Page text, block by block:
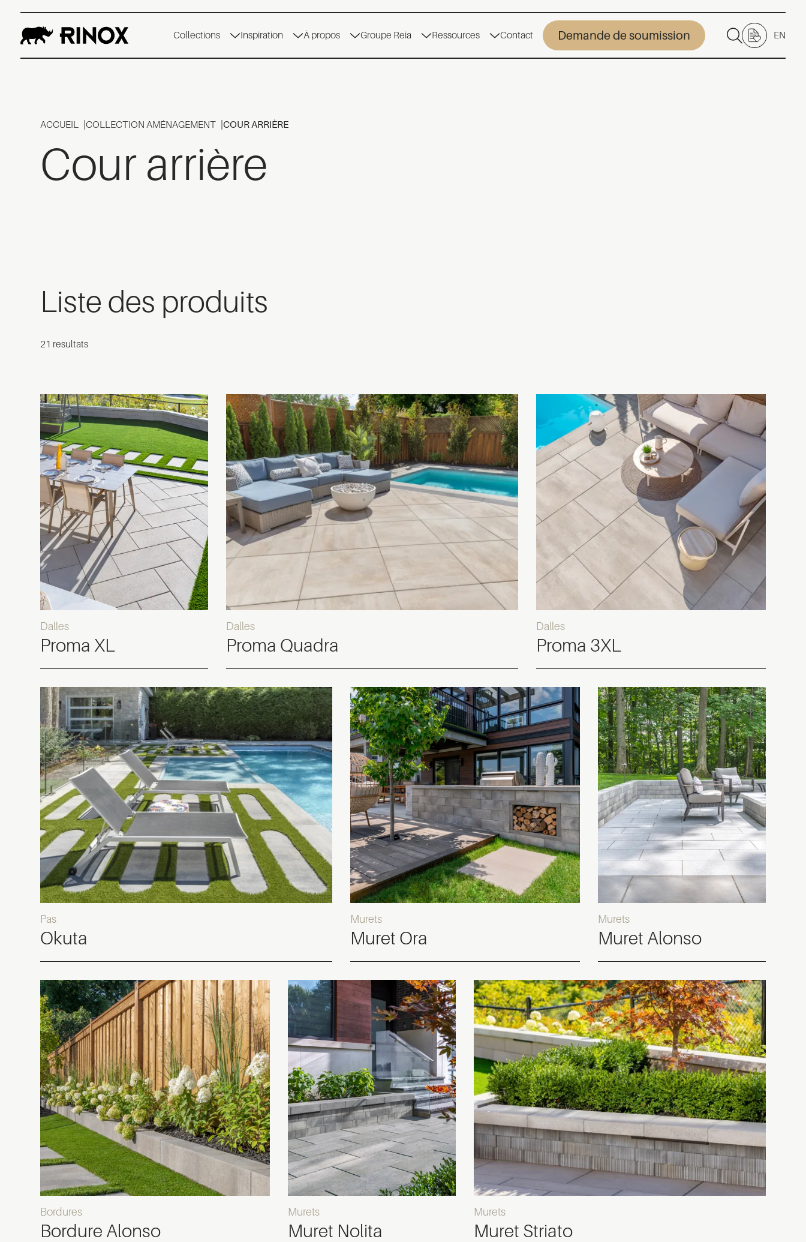
Collections Inspiration À propos Groupe Reia Ressources Contact Demande de soumission EN
ACCUEIL COLLECTION AMÉNAGEMENT COUR ARRIÈRE
Cour arrière
Liste des produits
21 resultats
Dalles
Proma XL
Dalles
Proma Quadra
Dalles
Proma 3XL
Pas
Okuta
Murets
Muret Ora
Murets
Muret Alonso
Bordures
Bordure Alonso
Murets
Muret Nolita
Murets
Muret Striato